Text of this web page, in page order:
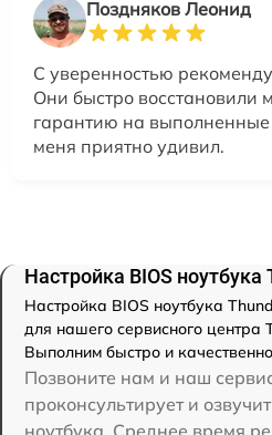
Поздняков Леонид
С уверенностью
Они быстро восстановили
гарантию на выполненные
меня приятно удивил.
Настройка BIOS ноутбука
Настройка BIOS ноутбука
для нашего сервисного центра
Выполним быстро и
Позвоните нам и наш
проконсультирует и
ноутбука. Среднее время